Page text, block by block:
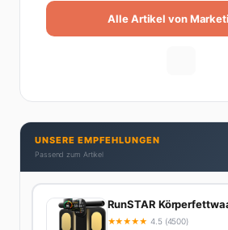
Alle Artikel von
UNSERE EMPFEHLUNGEN
Passend zum Artikel
RunSTAR
★★★★★ 4.5 (4500)